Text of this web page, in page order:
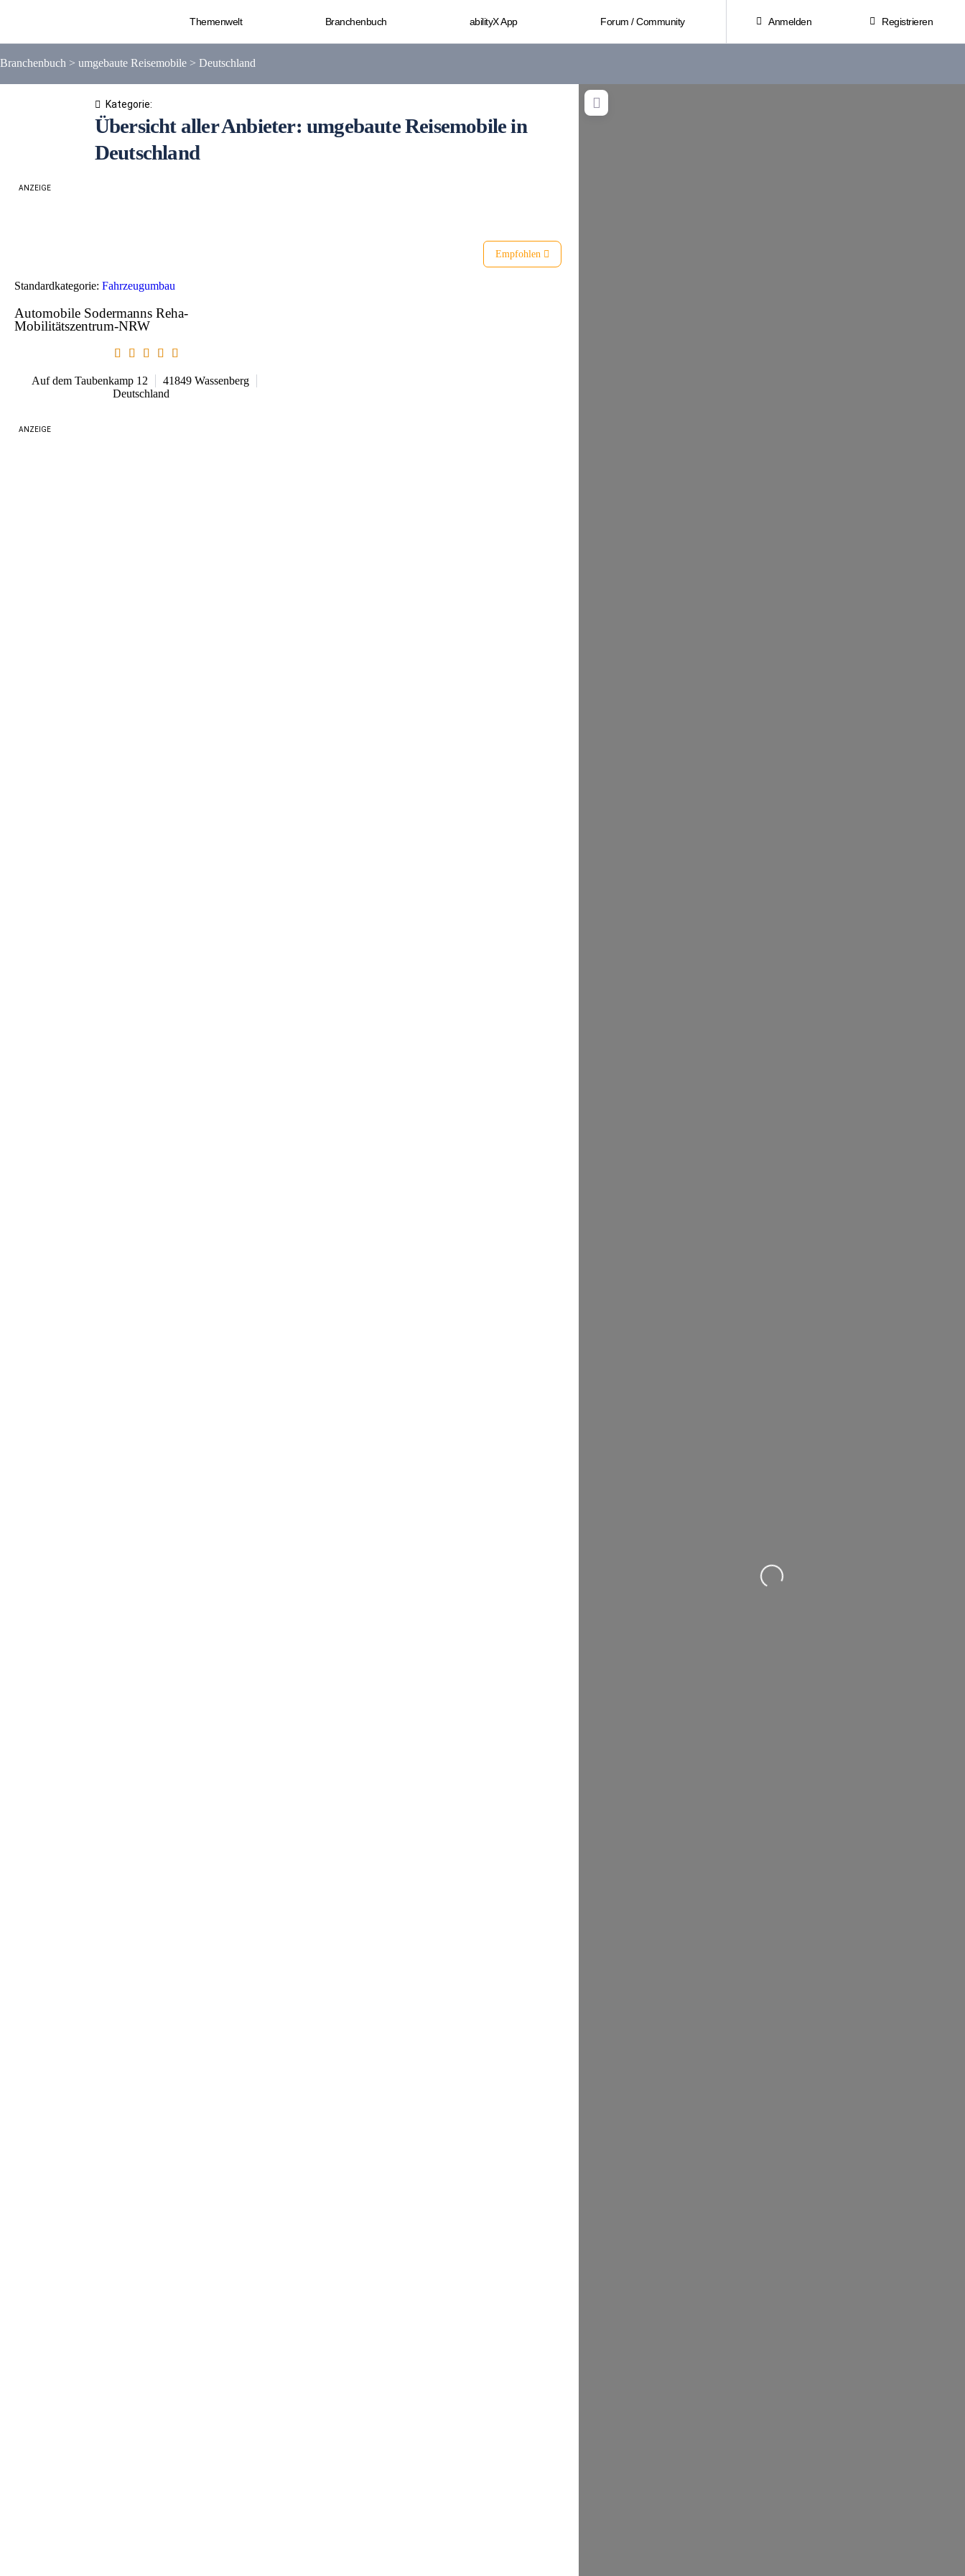
Themenwelt Branchenbuch abilityX App Forum / Community Anmelden Registrieren
Branchenbuch > umgebaute Reisemobile > Deutschland
Kategorie:
Übersicht aller Anbieter: umgebaute Reisemobile in
Deutschland
ANZEIGE
Empfohlen
Standardkategorie: Fahrzeugumbau
Automobile Sodermanns Reha-
Mobilitätszentrum-NRW
Auf dem Taubenkamp 12 41849 Wassenberg
Deutschland
ANZEIGE
Wird geladen …